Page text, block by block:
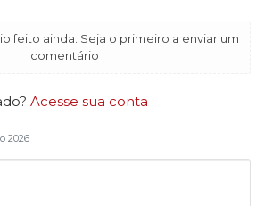
feito ainda. Seja o primeiro a enviar um
comentário
Acesse sua conta
2026